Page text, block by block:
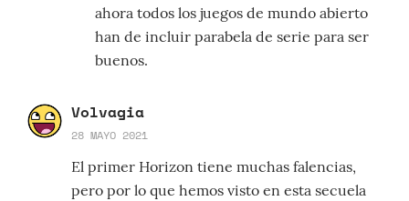
ahora todos los juegos de mundo abierto
han de incluir parabela de serie para ser
buenos.
Volvagia
28 MAYO 2021
El primer Horizon tiene muchas falencias,
pero por lo que hemos visto en esta secuela